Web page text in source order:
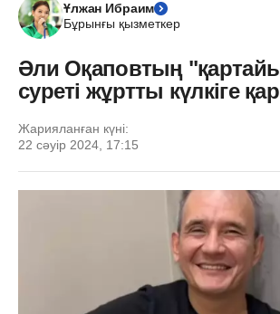
Ұлжан Ибраим
Бұрынғы қызметкер
Әли Оқаповтың
суреті жұртты күлкіге
Жарияланған күні:
22 сәуір 2024, 17:15